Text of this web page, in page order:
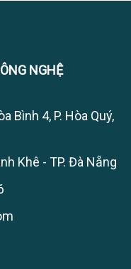
NGHỆ
Bình 4, P. Hòa Quý,
Khê - TP. Đà Nẵng